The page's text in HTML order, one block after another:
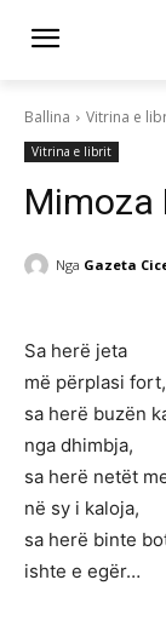
Ballina Vitrina e
Vitrina e librit
Mimoza
Nga Gazeta
Sa herë jeta
më përplasi fort,
sa herë buzën
nga dhimbja,
sa herë netët
në sy i kaloja,
sa herë binte
ishte e egër…